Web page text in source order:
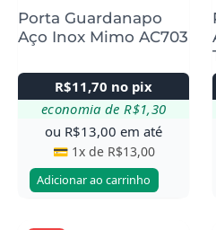
Porta Guardanapo
Aço Inox Mimo AC703
R$11,70 no pix
economia de R$1,30
ou R$13,00 em até
💳 1x de R$13,00
Adicionar ao carrinho